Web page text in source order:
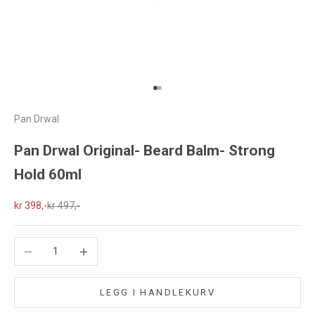
Gå til element 1
Gå til element 2
Pan Drwal
Pan Drwal Original- Beard Balm- Strong
Hold 60ml
Salgspris
kr 398,-Normalpris
kr 497,-
Reduser antall
LEGG I HANDLEKURV